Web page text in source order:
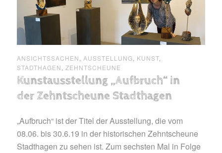
ANSICHTSSACHEN, AUSSTELLUNG, KUNST,
STADTHAGEN, ZEHNTSCHEUNE
Kunstausstellung „Aufbruch“ in
der Zehntscheune Stadthagen
„Aufbruch“ ist der Titel der Ausstellung, die vom
08.06. bis 30.6.19 in der historischen Zehntscheune
Stadthagen zu sehen ist. Zum sechsten Mal in Folge